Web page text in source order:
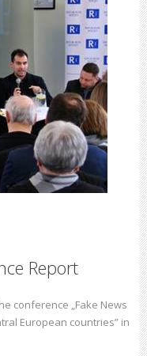
Report
conference „Fake News
European countries” in